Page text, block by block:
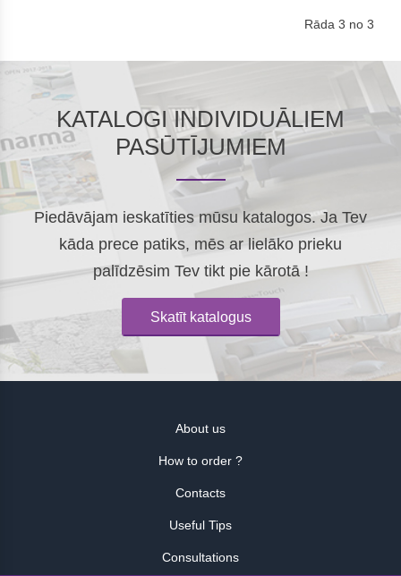
Rāda 3 no 3
KATALOGI INDIVIDUĀLIEM
PASŪTĪJUMIEM
Piedāvājam ieskatīties mūsu katalogos. Ja Tev
kāda prece patiks, mēs ar lielāko prieku
palīdzēsim Tev tikt pie kārotā !
Skatīt katalogus
About us
How to order ?
Contacts
Useful Tips
Consultations